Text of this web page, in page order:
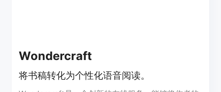
Wondercraft
将书稿转化为个性化语音阅读。